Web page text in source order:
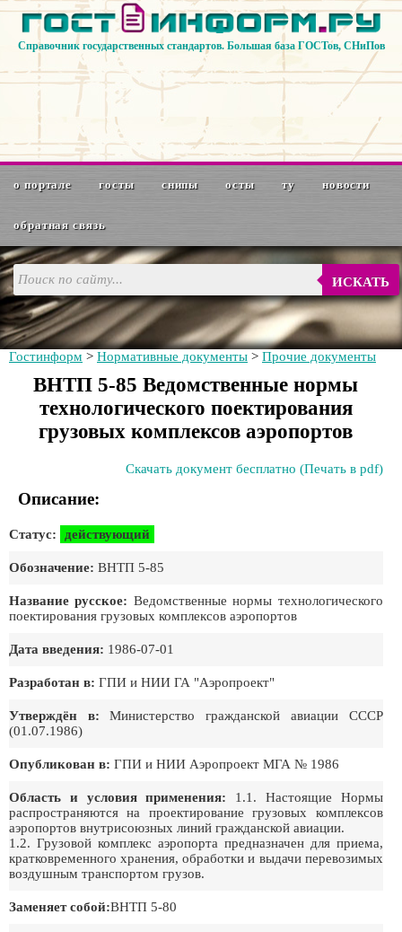
Справочник государственных стандартов. Большая база ГОСТов, СНиПов
о портале госты снипы осты ту новости
обратная связь
ИСКАТЬ
Гостинформ > Нормативные документы > Прочие документы
ВНТП 5-85 Ведомственные нормы
технологического поектирования
грузовых комплексов аэропортов
Скачать документ бесплатно (Печать в pdf)
Описание:
Статус: действующий
Обозначение: ВНТП 5-85
Название русское: Ведомственные нормы технологического
поектирования грузовых комплексов аэропортов
Дата введения: 1986-07-01
Разработан в: ГПИ и НИИ ГА "Аэропроект"
Утверждён в: Министерство гражданской авиации СССР
(01.07.1986)
Опубликован в: ГПИ и НИИ Аэропроект МГА № 1986
Область и условия применения: 1.1. Настоящие Нормы
распространяются на проектирование грузовых комплексов
аэропортов внутрисоюзных линий гражданской авиации.
1.2. Грузовой комплекс аэропорта предназначен для приема,
кратковременного хранения, обработки и выдачи перевозимых
воздушным транспортом грузов.
Заменяет собой:ВНТП 5-80